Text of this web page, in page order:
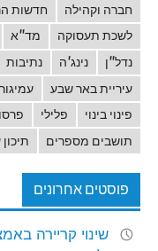
חברה וקהילה
חדשות
לשכת תעסוקה
מד"א
נדל"ן
נינג'ה נתיבות
עיריית באר שבע
עמיגור
פינוי בינוי
פלילי
תושבים מספרים
פוסטים אחרונים
שינוי קריירה